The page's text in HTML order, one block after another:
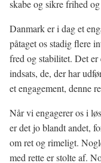
skabe og sikre frihed
Danmark er i dag et
påtaget os stadig flere
fred og stabilitet. Det
indsats, de, der har
et engagement, denne
Når vi engagerer os i
er det jo blandt andet,
om ret og rimeligt.
med rette er stolte af.